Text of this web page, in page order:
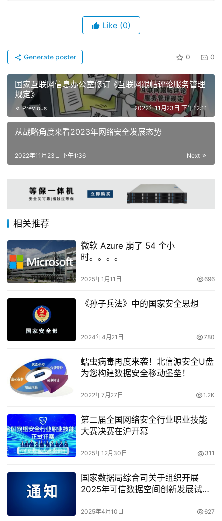
Like (0)
0 0
Generate poster
国家互联网信息办公室修订《互联网跟帖评论服务管理
规定》
Previous 2022年11月23日 下午12:11
从战略角度来看2023年网络安全发展态势
Next
2022年11月23日 下午1:36
相关推荐
微软 Azure 崩了 54 个小
时。。。。
2025年1月11日 696
《孙子兵法》中的国家安全思想
2024年4月21日 780
蠕虫病毒再度来袭！北信源安全U盘
为您构建数据安全移动堡垒！
2022年7月27日 1.2K
第二届全国网络安全行业职业技能
大赛决赛在沪开幕
2025年12月30日 311
国家数据局综合司关于组织开展
2025年可信数据空间创新发展试点
2025年4月10日 627